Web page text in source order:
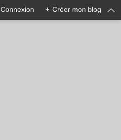
Connexion + Créer mon blog